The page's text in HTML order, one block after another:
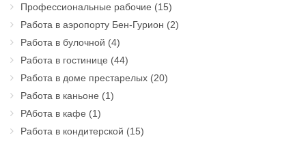
Профессиональные рабочие (15)
Работа в аэропорту Бен-Гурион (2)
Работа в булочной (4)
Работа в гостинице (44)
Работа в доме престарелых (20)
Работа в каньоне (1)
РАбота в кафе (1)
Работа в кондитерской (15)